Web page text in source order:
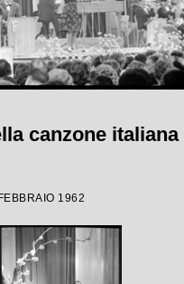
canzone italiana
1962